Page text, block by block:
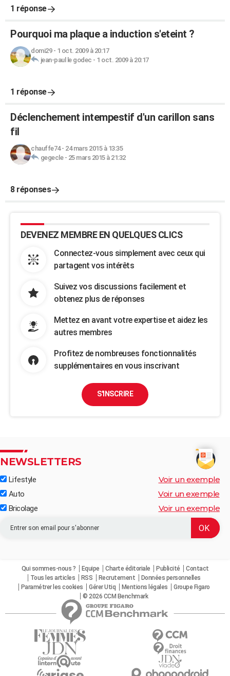
1 réponse
Pourquoi ma plaque a induction s'eteint ?
domi29- 1 oct. 2009 à 20:17
jean-paul le godec - 1 oct. 2009 à 20:17
1 réponse
Déclenchement intempestif d'un carillon sans
fil
chauffe74- 24 mars 2015 à 13:35
gegecle- 25 mars 2015 à 21:32
8 réponses
DEVENEZ MEMBRE EN QUELQUES CLICS
Connectez-vous simplement avec ceux qui
partagent vos intérêts
Suivez vos discussions facilement et
obtenez plus de réponses
Mettez en avant votre expertise et aidez les
autres membres
Profitez de nombreuses fonctionnalités
supplémentaires en vous inscrivant
S'INSCRIRE
NEWSLETTERS
Lifestyle Voir un exemple
Auto Voir un exemple
Bricolage Voir un exemple
Qui sommes-nous ? Equipe Charte éditoriale Publicité
Contact
Tous les articles
RSS Recrutement
Données personnelles
Paramétrer les cookies
Gérer Utiq Mentions légales
Groupe Figaro
© 2026 CCM Benchmark